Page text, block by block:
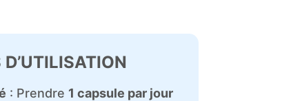
: Prendre 1 capsule par jour